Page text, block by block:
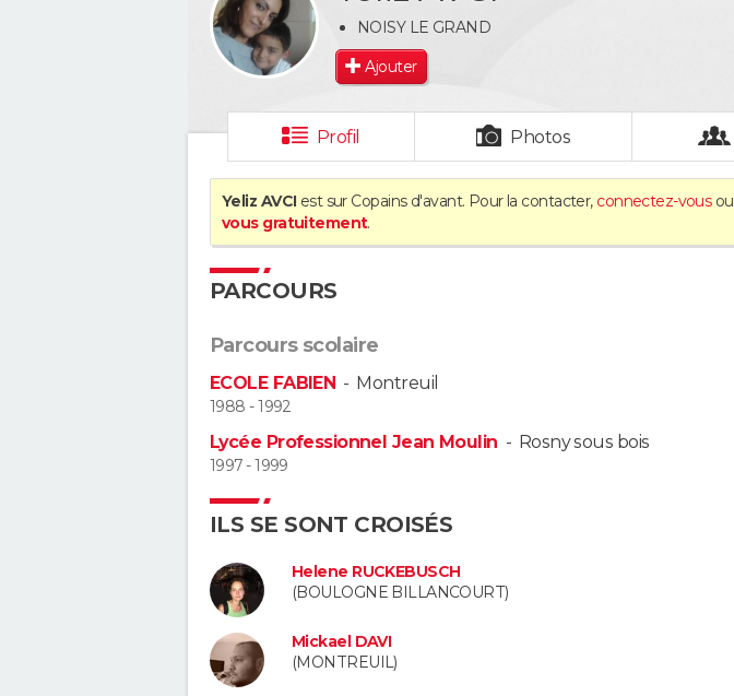
NOISY LE GRAND
Ajouter
Profil Photos
Yeliz AVCI est sur Copains d'avant. Pour la contacter, connectez-vousou
vous gratuitement.
PARCOURS
Parcours scolaire
ECOLE FABIEN - Montreuil
1988 - 1992
Lycée Professionnel Jean Moulin - Rosny sous bois
1997 - 1999
ILS SE SONT CROISÉS
Helene RUCKEBUSCH
(BOULOGNE BILLANCOURT)
Mickael DAVI
(MONTREUIL)